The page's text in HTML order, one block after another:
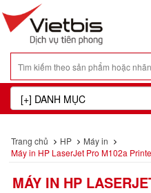
Trang chủ HP
Máy in
Máy in HP LaserJet Pro M102a
MÁY IN HP